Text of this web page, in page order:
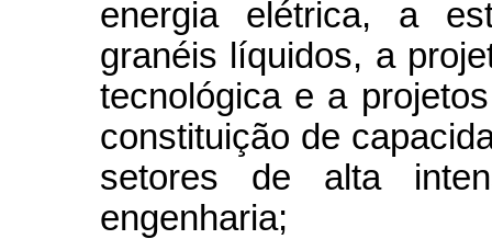
energia elétrica, a
granéis líquidos, a
tecnológica e a
constituição de
setores de alta
engenharia;